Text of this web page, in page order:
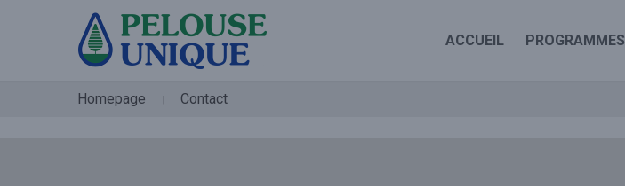
ACCUEIL PROGRAMMES
Homepage Contact